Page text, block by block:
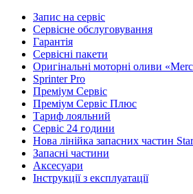
Запис на сервіс
Сервісне обслуговування
Гарантія
Сервісні пакети
Оригінальні моторні оливи
Sprinter Pro
Преміум Сервіс
Преміум Сервіс Плюс
Тариф лояльний
Сервіс 24 години
Нова лінійка запасних частин
Запасні частини
Аксесуари
Інструкції з експлуатації